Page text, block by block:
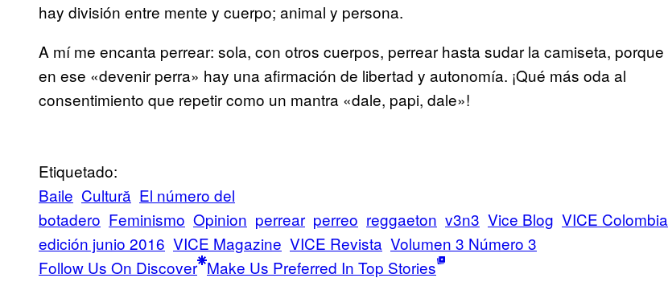
hay división entre mente y cuerpo; animal y persona.
A mí me encanta perrear: sola, con otros cuerpos, perrear hasta sudar la camiseta, porque
en ese «devenir perra» hay una afirmación de libertad y autonomía. ¡Qué más oda al
consentimiento que repetir como un mantra «dale, papi, dale»!
Etiquetado:
Baile Cultură El número del
botadero Feminismo Opinion perrear perreo reggaeton v3n3 Vice Blog VICE Colombia
edición junio 2016 VICE Magazine VICE Revista Volumen 3 Número 3
Follow Us On Discover Make Us Preferred In Top Stories